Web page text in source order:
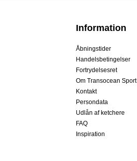
Information
Åbningstider
Handelsbetingelser
Fortrydelsesret
Om Transocean Sport
Kontakt
Persondata
Udlån af ketchere
FAQ
Inspiration